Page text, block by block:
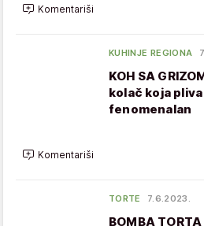
Komentariši
KUHINJE REGIONA
KOH SA
kolač koja
fenomenalan
Komentariši
TORTE 7.6.2023.
BOMBA